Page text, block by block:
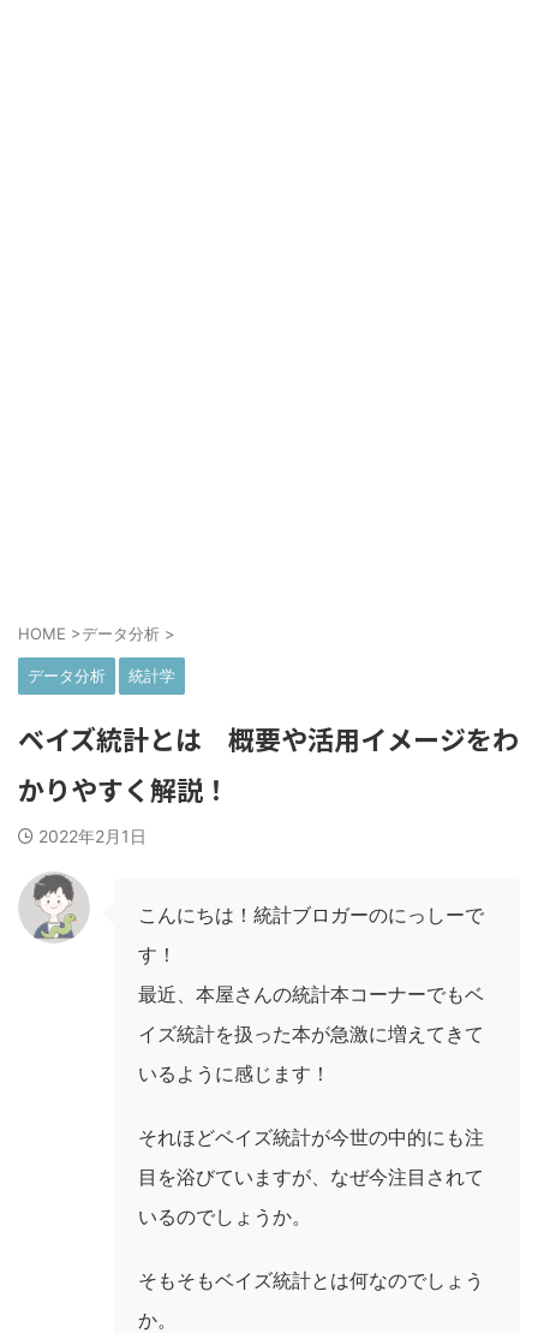
HOME >データ分析 >
データ分析 統計学
ベイズ統計とは 概要や活用イメージをわ
かりやすく解説！
2022年2月1日
こんにちは！統計ブロガーのにっしーで
す！
最近、本屋さんの統計本コーナーでもベ
イズ統計を扱った本が急激に増えてきて
いるように感じます！
それほどベイズ統計が今世の中的にも注
目を浴びていますが、なぜ今注目されて
いるのでしょうか。
そもそもベイズ統計とは何なのでしょう
か。